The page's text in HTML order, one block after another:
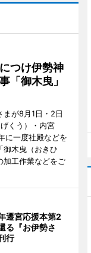
つけ伊勢神
「御木曳」
まが8月1日・2日
くう）・内宮
に一度社殿などを
御木曳（おきひ
加工作業などをご
遷宮応援本第2
『お伊勢さ
行